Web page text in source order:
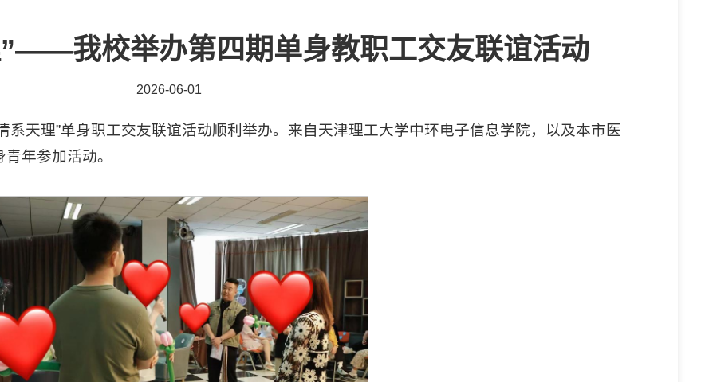
我校举办第四期单身教职工交友联谊活动
2026-06-01
系天理”单身职工交友联谊活动顺利举办。来自天津理工大学中环电子信息学院，以及本市医
年参加活动。